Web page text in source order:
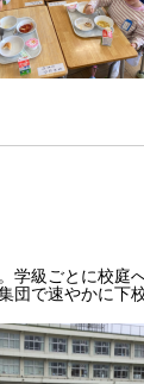
級ごとに校庭
団で速やかに下